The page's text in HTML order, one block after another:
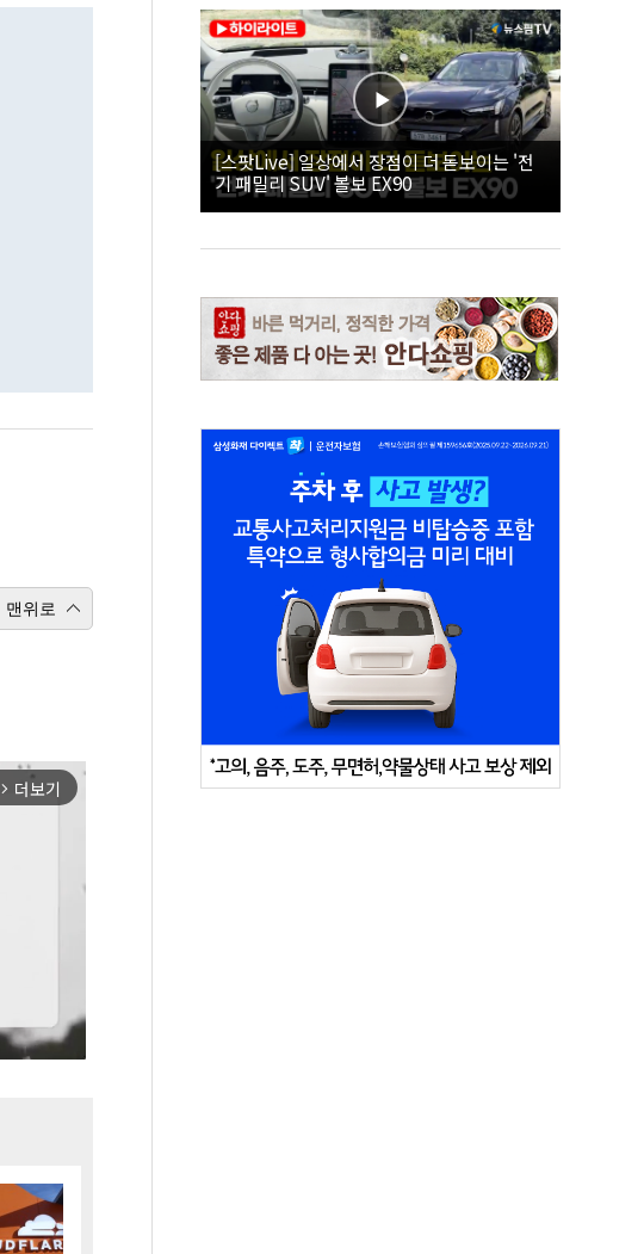
맨위로
arrow_forward_ios 더보기
[스팟Live] 일상에서 장점이 더 돋보이는 '전
기 패밀리 SUV' 볼보 EX90